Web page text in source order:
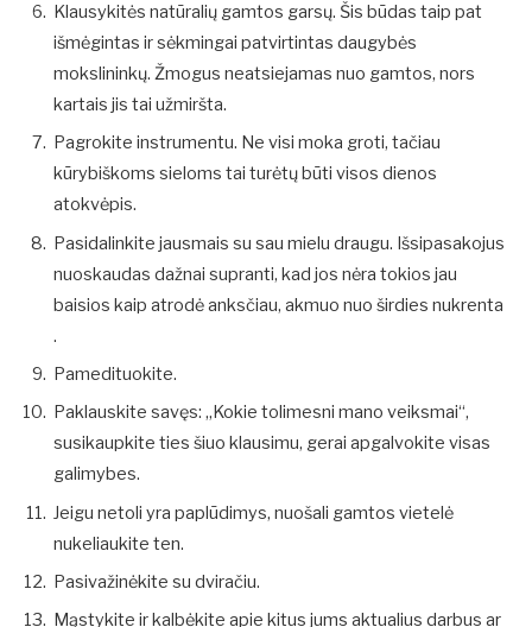
Klausykitės natūralių gamtos garsų. Šis būdas taip pat
išmėgintas ir sėkmingai patvirtintas daugybės
mokslininkų. Žmogus neatsiejamas nuo gamtos, nors
kartais jis tai užmiršta.
Pagrokite instrumentu. Ne visi moka groti, tačiau
kūrybiškoms sieloms tai turėtų būti visos dienos
atokvėpis.
Pasidalinkite jausmais su sau mielu draugu. Išsipasakojus
nuoskaudas dažnai supranti, kad jos nėra tokios jau
baisios kaip atrodė anksčiau, akmuo nuo širdies nukrenta
.
Pamedituokite.
Paklauskite savęs: „Kokie tolimesni mano veiksmai“,
susikaupkite ties šiuo klausimu, gerai apgalvokite visas
galimybes.
Jeigu netoli yra paplūdimys, nuošali gamtos vietelė
nukeliaukite ten.
Pasivažinėkite su dviračiu.
Mąstykite ir kalbėkite apie kitus jums aktualius darbus ar